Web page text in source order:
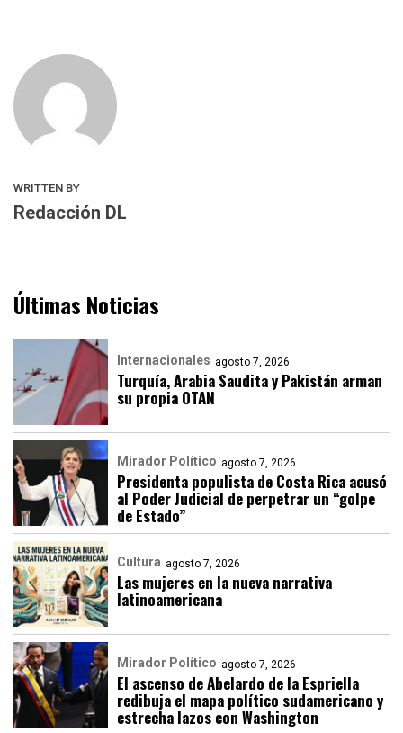
WRITTEN BY
Redacción DL
Últimas Noticias
Internacionales agosto 7, 2026
Turquía, Arabia Saudita y Pakistán arman
su propia OTAN
Mirador Político agosto 7, 2026
Presidenta populista de Costa Rica acusó
al Poder Judicial de perpetrar un “golpe
de Estado”
Cultura agosto 7, 2026
Las mujeres en la nueva narrativa
latinoamericana
Mirador Político agosto 7, 2026
El ascenso de Abelardo de la Espriella
redibuja el mapa político sudamericano y
estrecha lazos con Washington